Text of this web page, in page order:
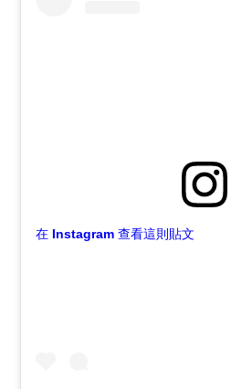
在 Instagram 查看這則貼文